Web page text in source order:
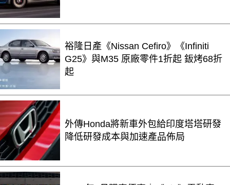
裕隆日產《Nissan Cefiro》《Infiniti
G25》與M35 原廠零件1折起 鈑烤68折
起
外傳Honda將新車外包給印度塔塔研發
降低研發成本與加速產品佈局